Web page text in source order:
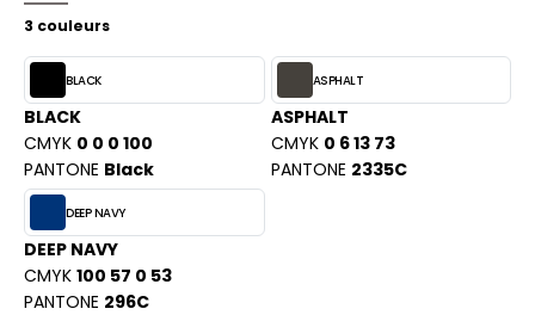
SHIRT
SHIRT
PROFESSIONNELLE
- BLOUSON
COOL
HOODS
T'S
3 couleurs
BLACK
BLACK
CMYK 0 0 0 100
PANTONE Black
ASPHALT
ASPHALT
CMYK 0 6 13 73
PANTONE 2335C
DEEP NAVY
DEEP NAVY
CMYK 100 57 0 53
PANTONE 296C